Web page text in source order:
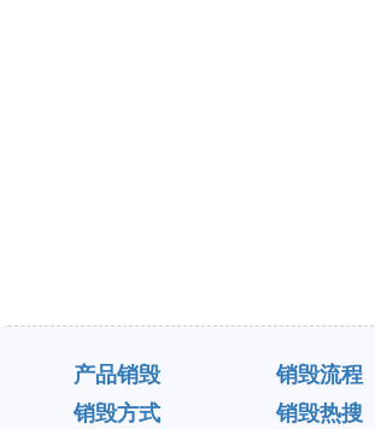
产品销毁
销毁流程
销毁方式
销毁热搜